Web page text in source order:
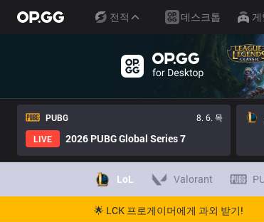
전적 데스크톱
PUBG
8. 6. 목
LIVE
2026 PUBG Global Series 7
LoL Valorant
🌟 LCK 프로게이머에게 과외 받기!